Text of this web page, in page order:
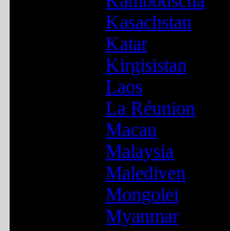
Kasachstan
Katar
Kirgisistan
Laos
La Réunion
Macau
Malaysia
Malediven
Mongolei
Myanmar